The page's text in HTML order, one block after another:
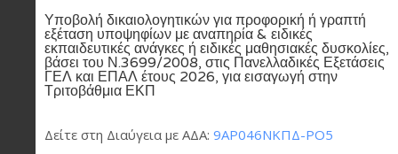
Υποβολή δικαιολογητικών για προφορική ή γραπτή
εξέταση υποψηφίων με αναπηρία & ειδικές
εκπαιδευτικές ανάγκες ή ειδικές μαθησιακές δυσκολίες,
βάσει του Ν.3699/2008, στις Πανελλαδικές Εξετάσεις
ΓΕΛ και ΕΠΑΛ έτους 2026, για εισαγωγή στην
Τριτοβάθμια ΕΚΠ
Δείτε στη Διαύγεια με ΑΔΑ: 9ΑΡ046ΝΚΠΔ-ΡΟ5